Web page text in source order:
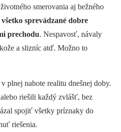
smerovania aj bežného
sprevádzané dobre
prechodu. Nespavosť, návaly
a slizníc atď. Možno to
plnej nahote realitu dnešnej doby.
riešili každý zvlášť, bez
spojiť všetky príznaky do
riešenia.